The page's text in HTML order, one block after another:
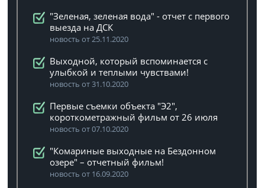
"Зеленая, зеленая вода" - отчет с первого
выезда на ДСК
новость от 25.11.2020
Выходной, который вспоминается с
улыбкой и теплыми чувствами!
новость от 31.10.2020
Первые съемки объекта "Э2",
короткометражный фильм от 26 июля
новость от 07.10.2020
"Комариные выходные на Бездонном
озере" – отчетный фильм!
новость от 16.09.2020